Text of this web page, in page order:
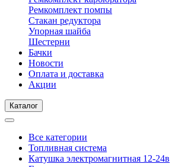
Ремкомплект помпы
Стакан редуктора
Упорная шайба
Шестерни
Бачки
Новости
Оплата и доставка
Акции
Каталог
Все категории
Топливная система
Катушка электромагнитная 12-24в